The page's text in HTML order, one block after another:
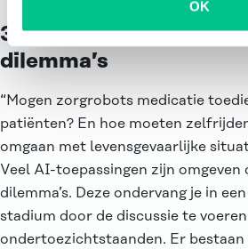
OK
3. Aandacht voor
dilemma’s
“Mogen zorgrobots medicatie
patiënten? En hoe moeten
omgaan met levensgevaarlijke
Veel AI-toepassingen zijn omgeven
dilemma’s. Deze ondervang je in
stadium door de discussie te
ondertoezichtstaanden. Er